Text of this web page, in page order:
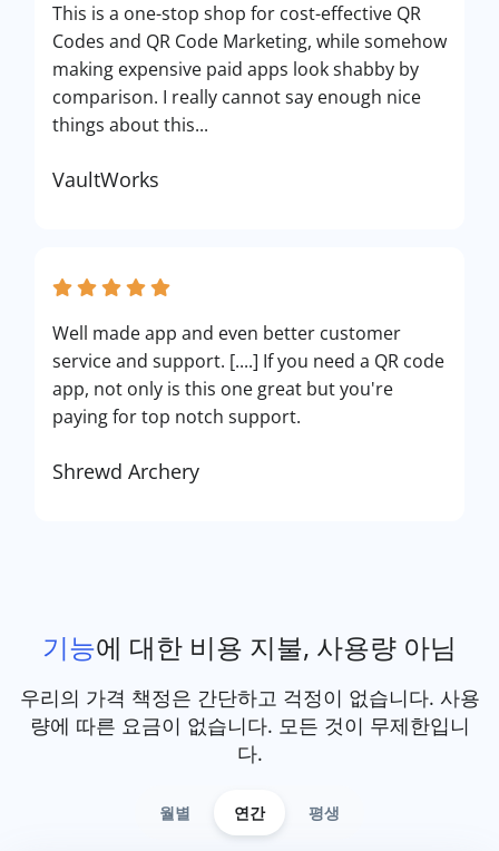
This is a one-stop shop for cost-effective QR
Codes and QR Code Marketing, while somehow
making expensive paid apps look shabby by
comparison. I really cannot say enough nice
things about this...
VaultWorks
Well made app and even better customer
service and support. [....] If you need a QR code
app, not only is this one great but you're
paying for top notch support.
Shrewd Archery
기능에 대한 비용 지불, 사용량 아님
우리의 가격 책정은 간단하고 걱정이 없습니다. 사용
량에 따른 요금이 없습니다. 모든 것이 무제한입니
다.
월별 연간 평생